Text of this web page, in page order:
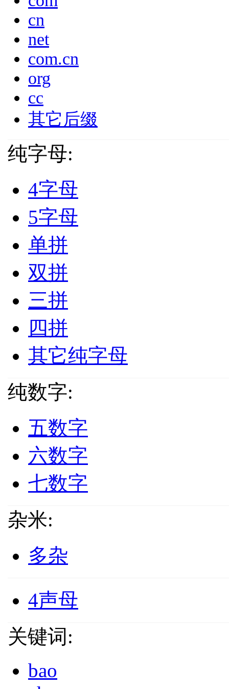
cn
net
com.cn
org
cc
其它后缀
纯字母:
4字母
5字母
单拼
双拼
三拼
四拼
其它纯字母
纯数字:
五数字
六数字
七数字
杂米:
多杂
4声母
关键词:
bao